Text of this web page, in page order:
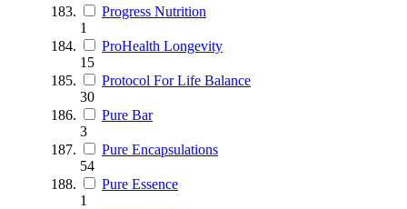
Progress Nutrition
1
ProHealth Longevity
15
Protocol For Life Balance
30
Pure Bar
3
Pure Encapsulations
54
Pure Essence
1